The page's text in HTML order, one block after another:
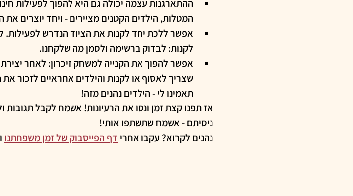
ההתארגנות עצמה יכולה גם היא להפוך לפעילות
המטלות, הילדים הקטנים מציירים - ויחד יוצרים את
אפשר ללכת יחד לקנות את הציוד הנדרש לפעילות.
לקנות: לבדוק ברשימה ולסמן מה שלקחנו.
אפשר להפוך את הקנייה למשחק זיכרון: לאחר
שצריך לאסוף או לקנות והילדים אחראיים לזכור
תאמינו לי - הילדים נהנים מזה!
אז תפנו קצת זמן ונסו את הרעיונות! אשמח לקבל
ניסיתם - אשמח שתשתפו אותי!
נהנים לקרוא? עקבו אחרי דף הפייסבוק של זמן משפחתנו